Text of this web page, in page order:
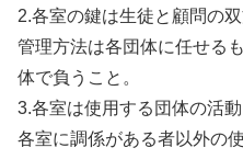
2.各室の鍵は生徒と顧問の
管理方法は各団体に任せる
体で負うこと。
3.各室は使用する団体の活
各室に調係がある者以外の